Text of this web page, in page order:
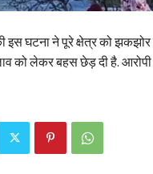
घटना ने पूरे क्षेत्र को झकझोर
को लेकर बहस छेड़ दी है.